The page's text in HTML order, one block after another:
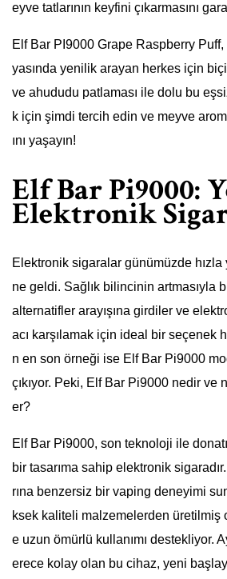
eyve tatlarının keyfini çıkarmasını
Elf Bar PI9000 Grape Raspberry
yasında yenilik arayan herkes için
ve ahududu patlaması ile dolu bu
k için şimdi tercih edin ve meyve
ını yaşayın!
Elf Bar Pi9000:
Elektronik
Elektronik sigaralar günümüzde hızla
ne geldi. Sağlık bilincinin artmasıyla
alternatifler arayışına girdiler ve
acı karşılamak için ideal bir seçenek
n en son örneği ise Elf Bar Pi9000
çıkıyor. Peki, Elf Bar Pi9000 nedir ve
er?
Elf Bar Pi9000, son teknoloji ile
bir tasarıma sahip elektronik
rına benzersiz bir vaping deneyimi
ksek kaliteli malzemelerden üretilmiş
e uzun ömürlü kullanımı destekliyor.
erece kolay olan bu cihaz, yeni